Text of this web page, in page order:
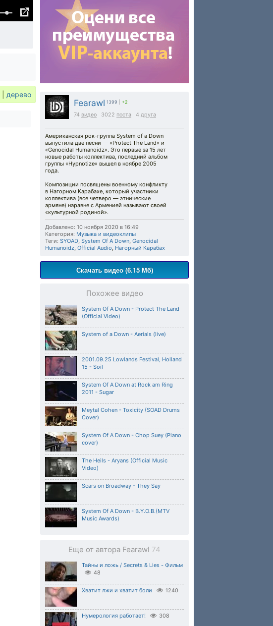
Fearawl 1399 +2
74 видео 3022 поста 4 друга
Американская рок-группа System of a Down
выпустила две песни — «Protect The Land» и
«Genocidal Humanoidz». Это первые за 15 лет
новые работы коллектива, последний альбом
группы «Hypnotize» вышел в ноябре 2005
года.
Композиции посвящены военному конфликту
в Нагорном Карабахе, который участники
коллектива (все четверо — этнические
армяне) наравне с Арменией называют своей
«культурной родиной».
Добавлено: 10 ноября 2020 в 16:49
Категория: Музыка и видеоклипы
Теги: SYOAD, System Of A Down, Genocidal
Humanoidz, Official Audio, Нагорный Карабах
Скачать видео (6.15 Мб)
Похожее видео
System Of A Down - Protect The Land
(Official Video)
System of a Down - Aerials (live)
2001.09.25 Lowlands Festival, Holland
15 - Soil
System Of A Down at Rock am Ring
2011 - Sugar
Meytal Cohen - Toxicity (SOAD Drums
Cover)
System Of A Down - Chop Suey (Piano
cover)
The Heils - Aryans (Official Music
Video)
Scars on Broadway - They Say
System Of A Down - B.Y.O.B.(MTV
Music Awards)
Еще от автора Fearawl 74
Тайны и ложь / Secrets & Lies - Фильм
48
Хватит лжи и хватит боли 1240
Нумерология работает! 308
дерево